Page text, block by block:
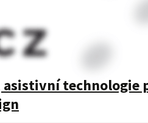
technologie